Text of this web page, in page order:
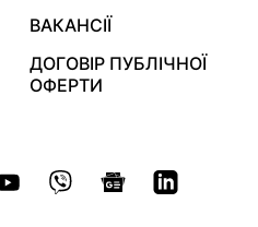
ВАКАНСІЇ
ДОГОВІР ПУБЛІЧНОЇ
ОФЕРТИ